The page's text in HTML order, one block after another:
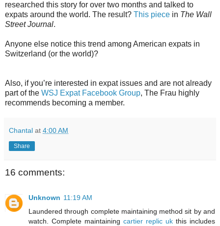
researched this story for over two months and talked to
expats around the world. The result? This piece in The Wall
Street Journal.
Anyone else notice this trend among American expats in
Switzerland (or the world)?
Also, if you’re interested in expat issues and are not already
part of the WSJ Expat Facebook Group, The Frau highly
recommends becoming a member.
Chantal at 4:00 AM
Share
16 comments:
Unknown 11:19 AM
Laundered through complete maintaining method sit by and
watch. Complete maintaining cartier replic uk this includes